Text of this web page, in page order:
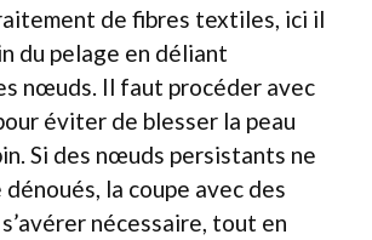
de fibres textiles, ici il
du pelage en déliant
nœuds. Il faut procéder avec
éviter de blesser la peau
Si des nœuds persistants ne
la coupe avec des
nécessaire, tout en